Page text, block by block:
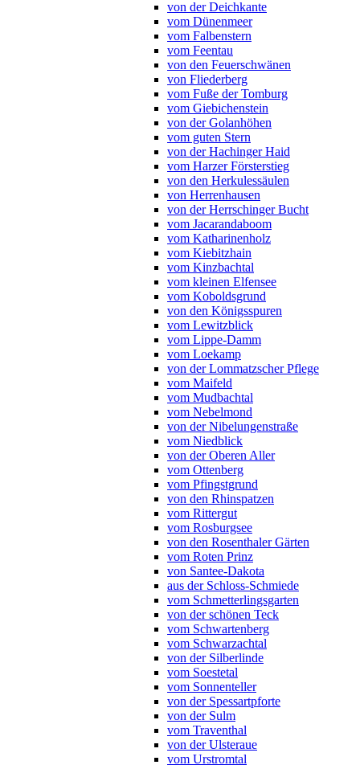
von der Deichkante
vom Dünenmeer
vom Falbenstern
vom Feentau
von den Feuerschwänen
von Fliederberg
vom Fuße der Tomburg
vom Giebichenstein
von der Golanhöhen
vom guten Stern
von der Hachinger Haid
vom Harzer Försterstieg
von den Herkulessäulen
von Herrenhausen
von der Herrschinger Bucht
vom Jacarandaboom
vom Katharinenholz
vom Kiebitzhain
vom Kinzbachtal
vom kleinen Elfensee
vom Koboldsgrund
von den Königsspuren
vom Lewitzblick
vom Lippe-Damm
vom Loekamp
von der Lommatzscher Pflege
vom Maifeld
vom Mudbachtal
vom Nebelmond
von der Nibelungenstraße
vom Niedblick
von der Oberen Aller
vom Ottenberg
vom Pfingstgrund
von den Rhinspatzen
vom Rittergut
vom Rosburgsee
von den Rosenthaler Gärten
vom Roten Prinz
von Santee-Dakota
aus der Schloss-Schmiede
vom Schmetterlingsgarten
von der schönen Teck
vom Schwartenberg
vom Schwarzachtal
von der Silberlinde
vom Soestetal
vom Sonnenteller
von der Spessartpforte
von der Sulm
vom Traventhal
von der Ulsteraue
vom Urstromtal